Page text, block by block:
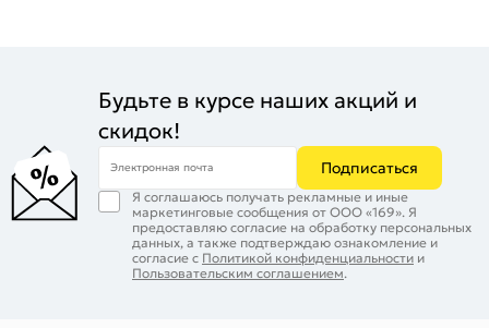
Будьте в курсе наших акций и
скидок!
Электронная почта Подписаться
Я соглашаюсь получать рекламные и иные
маркетинговые сообщения от ООО «169». Я
предоставляю согласие на обработку персональных
данных, а также подтверждаю ознакомление и
согласие с Политикой конфиденциальности и
Пользовательским соглашением.